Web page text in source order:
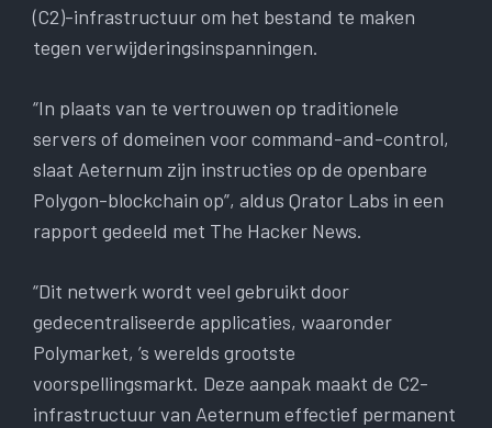
(C2)-infrastructuur om het bestand te maken
tegen verwijderingsinspanningen.
“In plaats van te vertrouwen op traditionele
servers of domeinen voor command-and-control,
slaat Aeternum zijn instructies op de openbare
Polygon-blockchain op”, aldus Qrator Labs in een
rapport gedeeld met The Hacker News.
“Dit netwerk wordt veel gebruikt door
gedecentraliseerde applicaties, waaronder
Polymarket, ’s werelds grootste
voorspellingsmarkt. Deze aanpak maakt de C2-
infrastructuur van Aeternum effectief permanent